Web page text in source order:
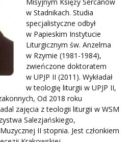
Misyjnym Księży Sercanów
w Stadnikach. Studia
specjalistyczne odbył
w Papieskim Instytucie
Liturgicznym św. Anzelma
w Rzymie (1981-1984),
zwieńczone doktoratem
w UPJP II (2011). Wykładał
w teologię liturgii w UPJP II,
Od 2018 roku
zajęcia z teologii liturgii w WSM
Salezjańskiego,
II stopnia. Jest członkiem